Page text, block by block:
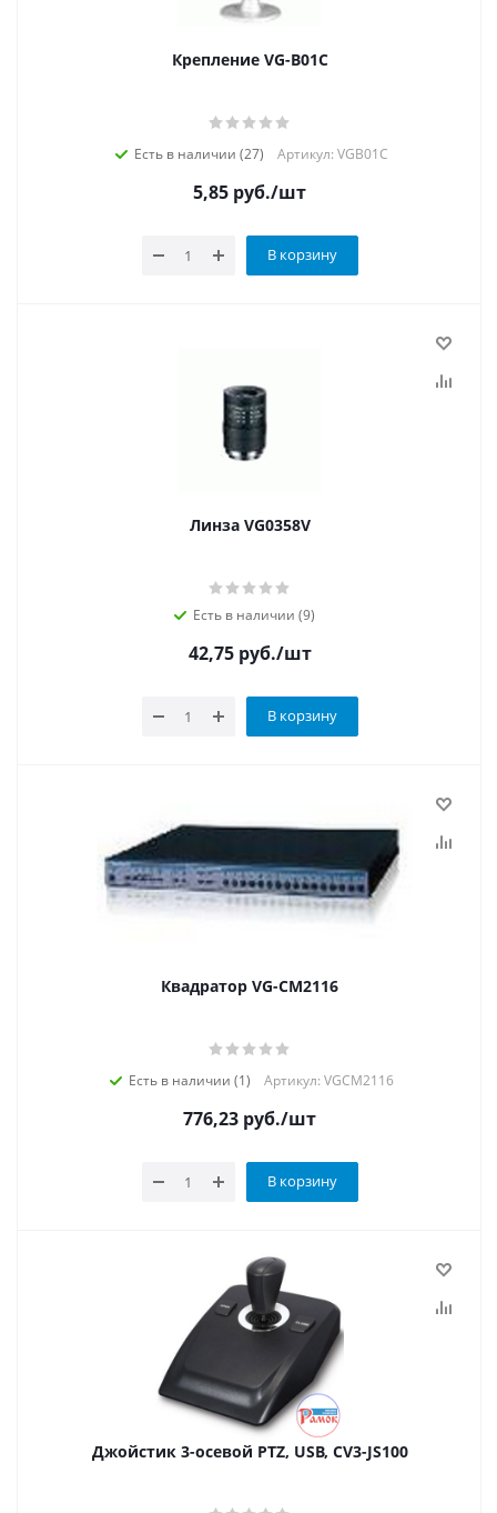
Крепление VG-B01C
Есть в наличии (27) Артикул: VGB01C
5,85 руб./шт
В корзину
Линза VG0358V
Есть в наличии (9)
42,75руб./шт
В корзину
Квадратор VG-CM2116
Есть в наличии (1) Артикул: VGCM2116
776,23 руб./шт
В корзину
Джойстик 3-осевой PTZ, USB, CV3-JS100